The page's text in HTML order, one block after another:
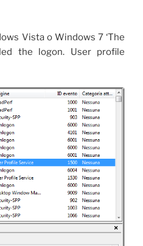
Vista o Windows 7 ‘The
the logon. User profile